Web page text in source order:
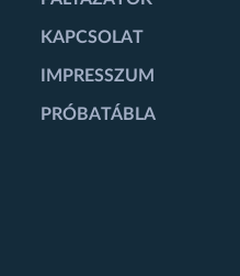
KAPCSOLAT
IMPRESSZUM
PRÓBATÁBLA